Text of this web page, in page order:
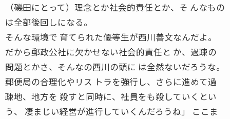
（磯田にとって）理念とか社会的責任とか、そ んなもの
は全部後回しになる。
そんな環境で 育てられた優等生が西川善文なんだよ。
だから郵政公社に欠かせない社会的責任と か、過疎の
問題とかさ、そんなの西川の頭に は全然ないだろうな。
郵便局の合理化やリス トラを強行し、さらに進めて過
疎地、地方を 殺すと同時に、社員をも殺していくとい
う、 凄まじい経営が進行していくんだろうね」 ここま